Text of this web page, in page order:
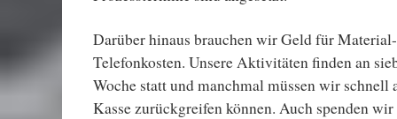
Darüber hinaus brauchen wir Geld für
Telefonkosten. Unsere Aktivitäten finden an
Woche statt und manchmal müssen wir schnell
Kasse zurückgreifen können. Auch spenden